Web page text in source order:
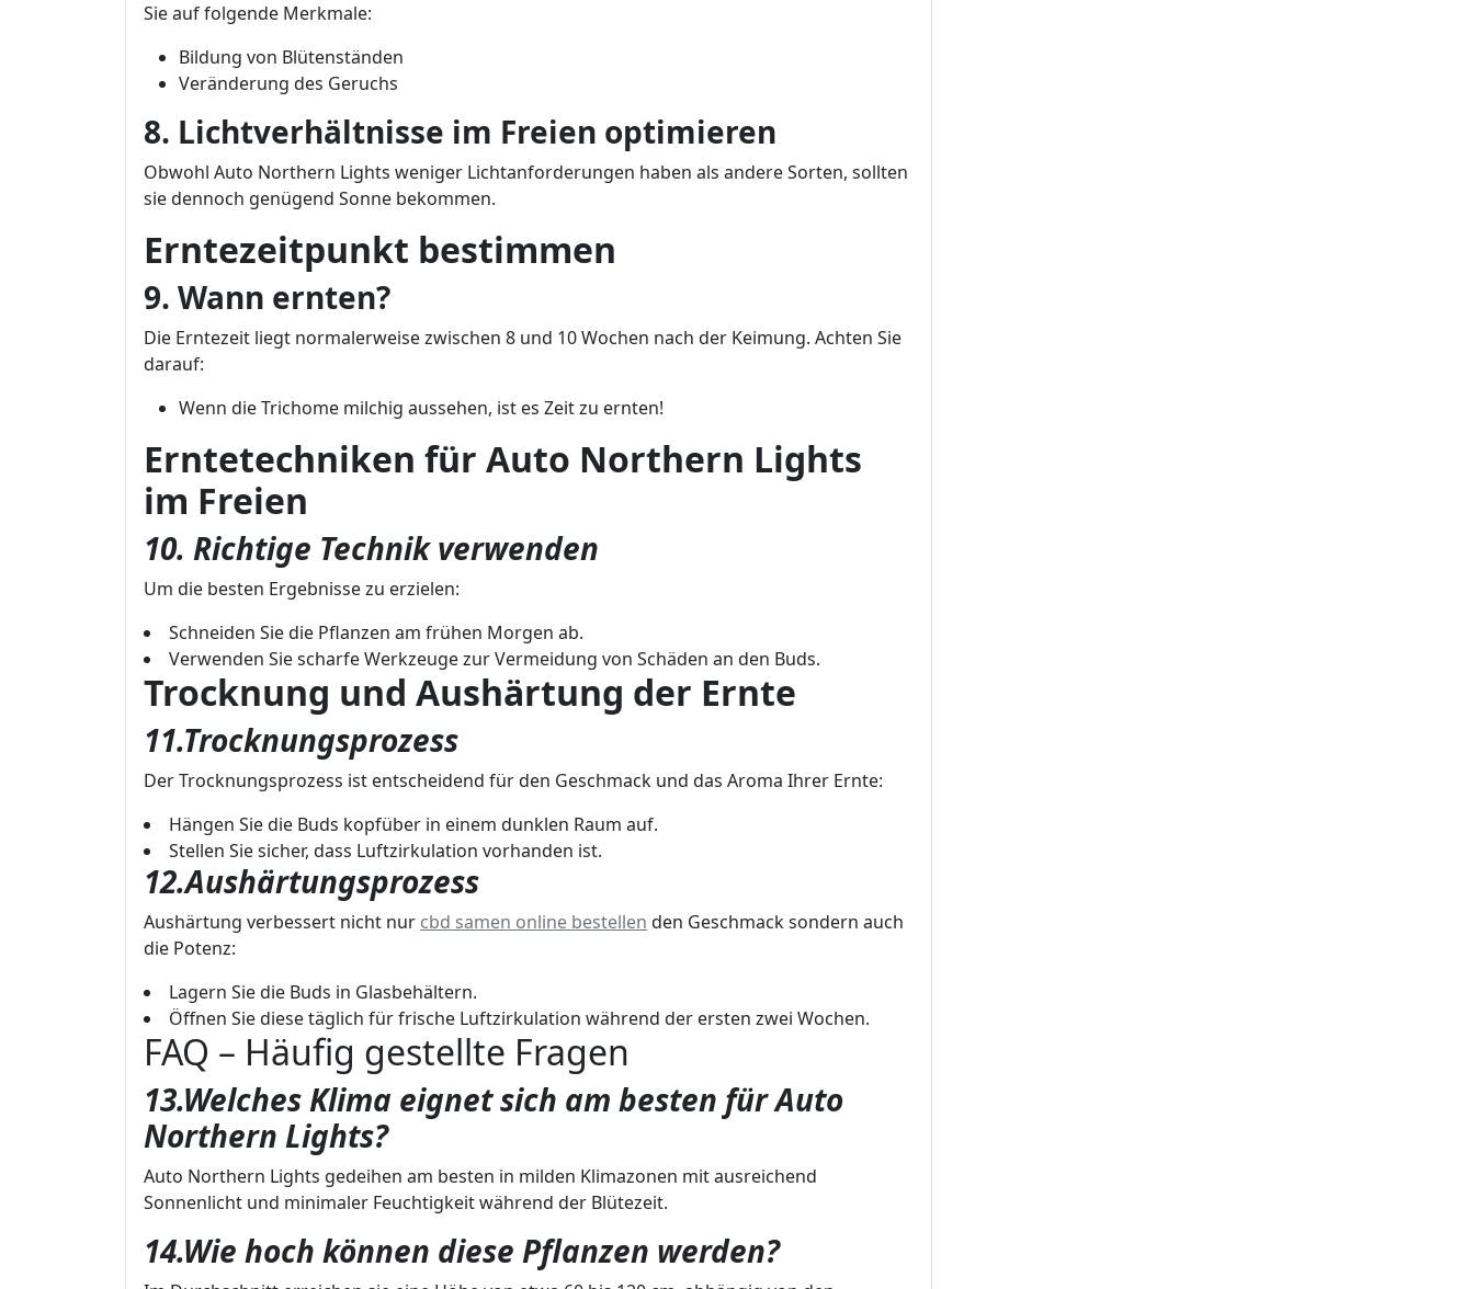
Sie auf folgende Merkmale:
Bildung von Blütenständen
Veränderung des Geruchs
8. Lichtverhältnisse im Freien optimieren
Obwohl Auto Northern Lights weniger Lichtanforderungen haben als andere Sorten, sollten
sie dennoch genügend Sonne bekommen.
Erntezeitpunkt bestimmen
9. Wann ernten?
Die Erntezeit liegt normalerweise zwischen 8 und 10 Wochen nach der Keimung. Achten Sie
darauf:
Wenn die Trichome milchig aussehen, ist es Zeit zu ernten!
Erntetechniken für Auto Northern Lights
im Freien
10. Richtige Technik verwenden
Um die besten Ergebnisse zu erzielen:
Schneiden Sie die Pflanzen am frühen Morgen ab.
Verwenden Sie scharfe Werkzeuge zur Vermeidung von Schäden an den Buds.
Trocknung und Aushärtung der Ernte
11.Trocknungsprozess
Der Trocknungsprozess ist entscheidend für den Geschmack und das Aroma Ihrer Ernte:
Hängen Sie die Buds kopfüber in einem dunklen Raum auf.
Stellen Sie sicher, dass Luftzirkulation vorhanden ist.
12.Aushärtungsprozess
Aushärtung verbessert nicht nur cbd samen online bestellen den Geschmack sondern auch
die Potenz:
Lagern Sie die Buds in Glasbehältern.
Öffnen Sie diese täglich für frische Luftzirkulation während der ersten zwei Wochen.
FAQ – Häufig gestellte Fragen
13.Welches Klima eignet sich am besten für Auto
Northern Lights?
Auto Northern Lights gedeihen am besten in milden Klimazonen mit ausreichend
Sonnenlicht und minimaler Feuchtigkeit während der Blütezeit.
14.Wie hoch können diese Pflanzen werden?